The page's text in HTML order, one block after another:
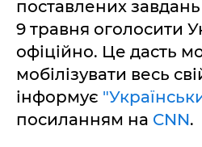
поставлених
9 травня оголосити
офіційно. Це дасть
мобілізувати весь
інформує
посиланням на CNN.